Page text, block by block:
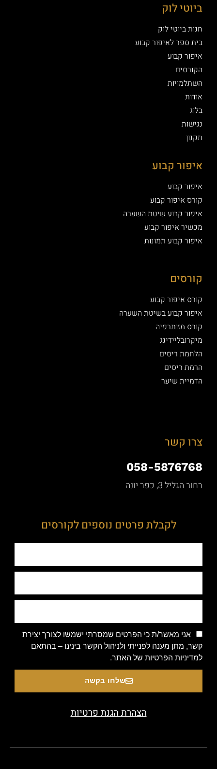
ביוטי לוק
חנות ביוטי לוק
בית ספר לאיפור קבוע
איפור קבוע
הקורסים
השתלמויות
אודות
בלוג
נגישות
תקנון
איפור קבוע
איפור קבוע
קורס איפור קבוע
איפור קבוע שיטת השערה
מכשיר איפור קבוע
איפור קבוע תמונות
קורסים
קורס איפור קבוע
איפור קבוע בשיטת השערה
קורס מזותרפיה
מיקרובליידינג
הלחמת ריסים
הרמת ריסים
הדמיית שיער
צרו קשר
058-5876768
רחוב הגליל 3, כפר יונה
לקבלת פרטים נוספים לקורסים
אני מאשר/ת כי הפרטים שמסרתי ישמשו לצורך יצירת
קשר, מתן מענה לפנייתי ולניהול הקשר בינינו – בהתאם
למדיניות הפרטיות של האתר.
שלחו בקשה
הצהרת הגנת פרטיות